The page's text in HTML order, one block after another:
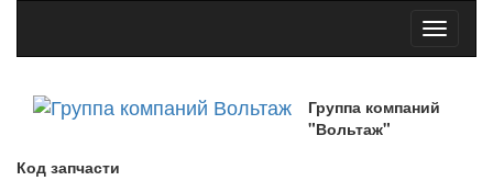
Toggle
Группа компаний
"Вольтаж"
Код запчасти